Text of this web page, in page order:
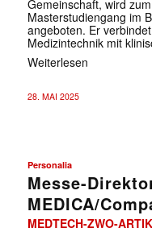
Gemeinschaft, wird
Masterstudiengang im
angeboten. Er
Medizintechnik mit
Weiterlesen
28. MAI 2025
Personalia
Messe-
MEDICA/
MEDTECH-ZWO-